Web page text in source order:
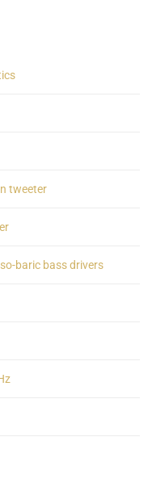
tweeter
baric bass drivers